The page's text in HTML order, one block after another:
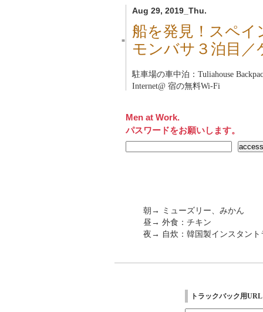
Aug 29, 2019_Thu.
■
船を発見！スペイ
モンバサ３泊目／
駐車場の車中泊：Tuliahouse
Internet@ 宿の無料Wi-Fi
Men at Work.
パスワードをお願いします。
朝→ ミューズリー、みかん
昼→ 外食：チキン
夜→ 自炊：韓国製インスタント
トラックバック用URL